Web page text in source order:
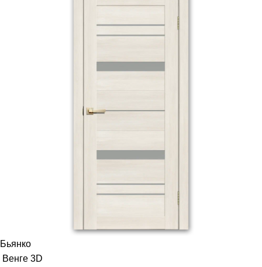
Бьянко
Венге 3D